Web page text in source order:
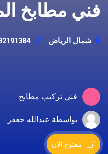
فني مطابخ
شمال الرياض
فني تركيب مطابخ
بواسطة عبدالله جعفر
مفتوح الان